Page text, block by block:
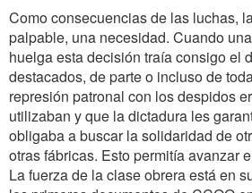
Como consecuencias de las luchas,
palpable, una necesidad. Cuando
huelga esta decisión traía consigo el
destacados, de parte o incluso de
represión patronal con los despidos
utilizaban y que la dictadura les
obligaba a buscar la solidaridad de
otras fábricas. Esto permitía avanzar
La fuerza de la clase obrera está en